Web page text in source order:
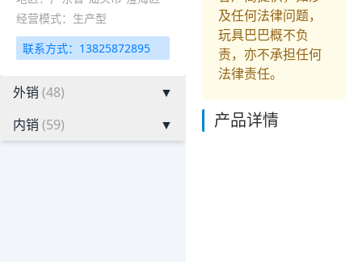
经营模式：生产型
联系方式：13825872895
外销 (48)
▼
内销 (59) ▼
及任何法律问题，
玩具巴巴概不负
责，亦不承担任何
法律责任。
产品详情